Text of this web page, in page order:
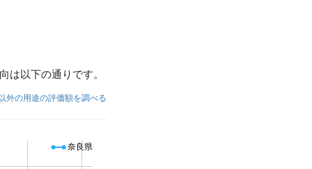
は以下の通りです。
外の用途の評価額を調べる
奈良県